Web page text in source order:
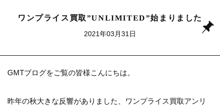
ワンプライス買取”UNLIMITED”始まりました
2021年03月31日
GMTブログをご覧の皆様こんにちは。
昨年の秋大きな反響がありました、ワンプライス買取アンリ